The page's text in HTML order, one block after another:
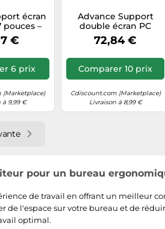
écran
pouces –
à gaz 20
100 mm
€
6 prix
(Marketplace)
à 9,99 €
Advance Support
double écran PC
Ergomount Dual ADV-
ARM2 – 17 à 32 pouces
72,84 €
Comparer 10 prix
Cdiscount.com (Marketplace)
Livraison à 8,99 €
pour un bureau
de travail en offrant un meilleur
l'espace sur votre bureau et de
optimal.